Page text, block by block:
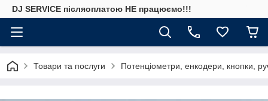
DJ SERVICE пiсляоплатою НЕ працюємо!!!
Товари та послуги Потенціометри, енкодери, кнопки,